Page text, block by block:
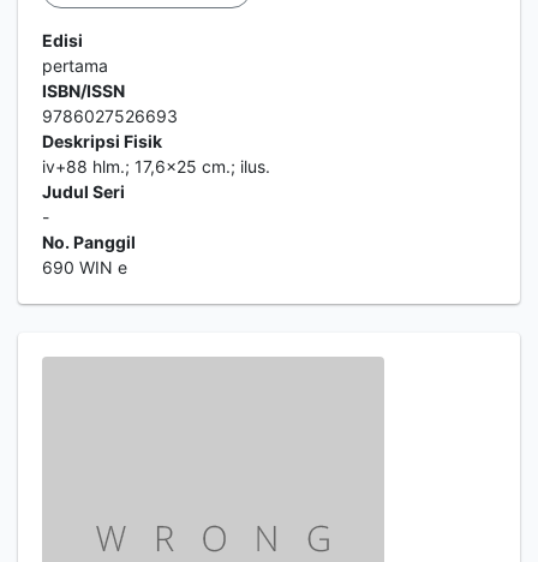
Edisi
pertama
ISBN/ISSN
9786027526693
Deskripsi Fisik
iv+88 hlm.; 17,6x25 cm.; ilus.
Judul Seri
-
No. Panggil
690 WIN e